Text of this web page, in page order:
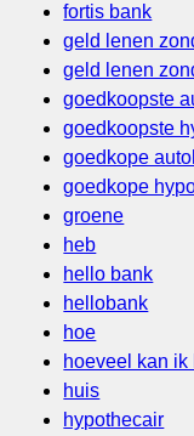
fortis bank
geld lenen
geld lenen
goedkoopste
goedkoopste
goedkope
goedkope
groene
heb
hello bank
hellobank
hoe
hoeveel kan ik
huis
hypothecair